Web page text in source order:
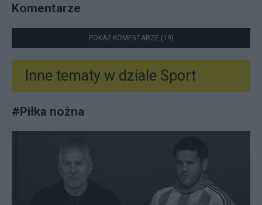
Komentarze
POKAŻ KOMENTARZE (19)
Inne tematy w dziale Sport
#Piłka nożna